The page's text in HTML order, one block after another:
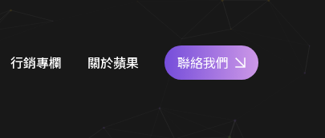
行銷專欄 關於蘋果
好評專區
聯絡我們